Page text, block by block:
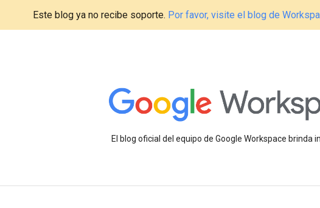
Este blog ya no recibe soporte. Por favor, visite el blog de
El blog oficial del equipo de Google Workspace